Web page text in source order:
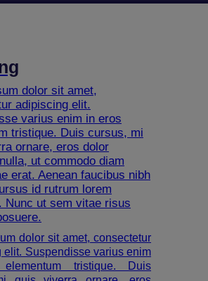
dolor sit amet,
adipiscing elit.
varius enim in eros
tristique. Duis cursus, mi
ornare, eros dolor
ut commodo diam
erat. Aenean faucibus nibh
id rutrum lorem
Nunc ut sem vitae risus
dolor sit amet, consectetur
elit. Suspendisse varius enim
tristique. Duis